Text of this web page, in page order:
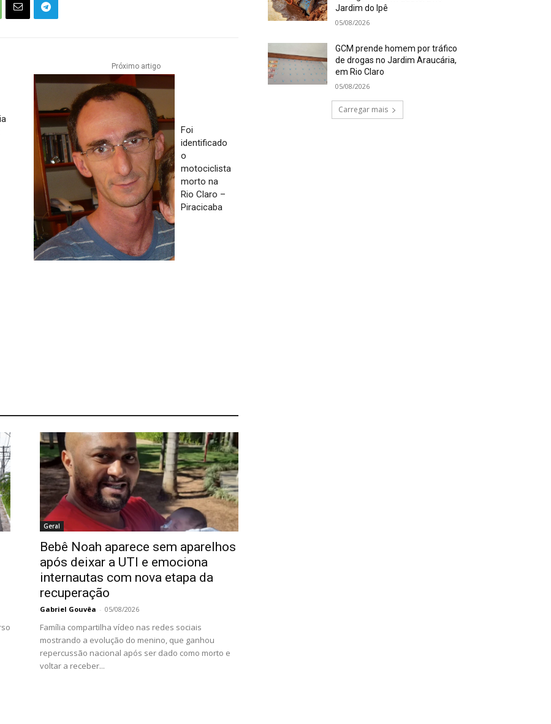
Próximo artigo
Foi
identificado
o
motociclista
morto na
Rio Claro –
Piracicaba
Geral
Bebê Noah aparece sem aparelhos
após deixar a UTI e emociona
internautas com nova etapa da
recuperação
Gabriel Gouvêa - 05/08/2026
Família compartilha vídeo nas redes sociais
mostrando a evolução do menino, que ganhou
repercussão nacional após ser dado como morto e
voltar a receber...
Jardim do Ipê
05/08/2026
GCM prende homem por tráfico
de drogas no Jardim Araucária,
em Rio Claro
05/08/2026
Carregar mais